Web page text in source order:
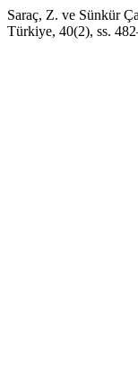
Saraç, Z. ve Sünkür
Türkiye, 40(2), ss.